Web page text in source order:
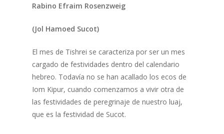
Rabino Efraim Rosenzweig
(Jol Hamoed Sucot)
El mes de Tishrei se caracteriza por ser un mes
cargado de festividades dentro del calendario
hebreo. Todavía no se han acallado los ecos de
Iom Kipur, cuando comenzamos a vivir otra de
las festividades de peregrinaje de nuestro luaj,
que es la festividad de Sucot.